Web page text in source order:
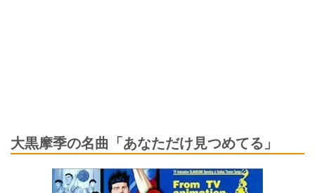
大黒摩季の名曲「あなただけ見つめてる」